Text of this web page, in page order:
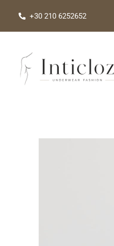
περιεχόμενο
+30 210 6252652